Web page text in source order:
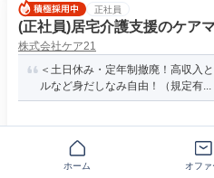
正社員
(正社員)居宅介護支援のケア
株式会社ケア21
＜土日休み・定年制撤廃！高収入
ルなど身だしなみ自由！（規定有...
月給34万円以上
資格 ■下記いずれかの資格を
ホーム オファ